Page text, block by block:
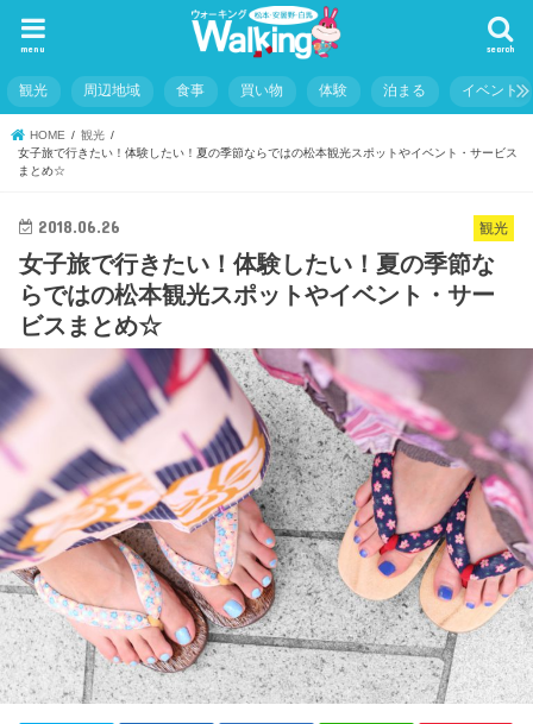
search
menu
観光 周辺地域 食事 買い物 体験 泊まる イベント
HOME
観光
女子旅で行きたい！体験したい！夏の季節ならではの松本観光スポットやイベント・サービス
まとめ☆
観光
2018.06.26
女子旅で行きたい！体験したい！夏の季節な
らではの松本観光スポットやイベント・サー
ビスまとめ☆